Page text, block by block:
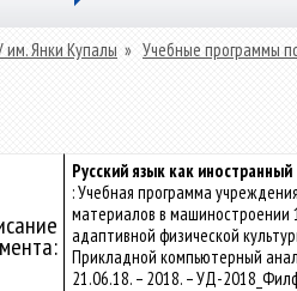
им. Янки Купалы » Учебные программы
Русский язык как иностранный
: Учебная программа
материалов в машиностроении
адаптивной физической
Прикладной компьютерный
21.06.18. – 2018. – УД-